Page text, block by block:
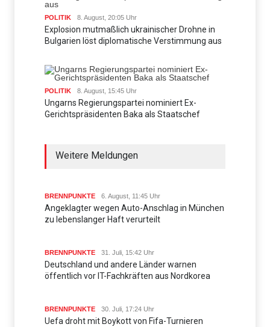
POLITIK 8. August, 20:05 Uhr
Explosion mutmaßlich ukrainischer Drohne in
Bulgarien löst diplomatische Verstimmung aus
POLITIK 8. August, 15:45 Uhr
Ungarns Regierungspartei nominiert Ex-
Gerichtspräsidenten Baka als Staatschef
Weitere Meldungen
BRENNPUNKTE 6. August, 11:45 Uhr
Angeklagter wegen Auto-Anschlag in München
zu lebenslanger Haft verurteilt
BRENNPUNKTE 31. Juli, 15:42 Uhr
Deutschland und andere Länder warnen
öffentlich vor IT-Fachkräften aus Nordkorea
BRENNPUNKTE 30. Juli, 17:24 Uhr
Uefa droht mit Boykott von Fifa-Turnieren